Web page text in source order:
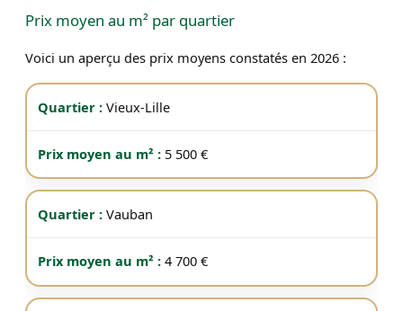
Prix moyen au m² par quartier
Voici un aperçu des prix moyens constatés en 2026 :
Vieux-Lille
5 500 €
Vauban
4 700 €